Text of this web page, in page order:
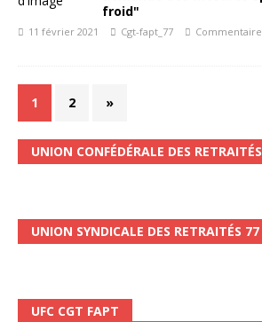
froid"
11 février 2021 Cgt-fapt_77
1 2 »
UNION CONFÉDÉRALE DES
UNION SYNDICALE DES RETRAITÉS 77
UFC CGT FAPT